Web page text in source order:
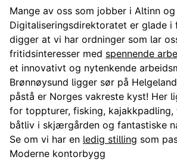
Mange av oss som jobber i Altinn og
Digitaliseringsdirektoratet er glade i
digger at vi har ordninger som lar
fritidsinteresser med spennende
et innovativt og nytenkende
Brønnøysund ligger sør på
påstå er Norges vakreste kyst! Her
for toppturer, fisking, kajakkpadling,
båtliv i skjærgården og fantastiske
Se om vi har en ledig stilling som
Moderne kontorbygg